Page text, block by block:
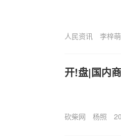
人民资讯 李梓萌
开!盘|国内
砍柴网 杨照